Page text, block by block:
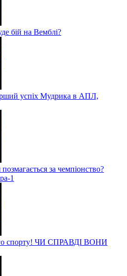
бій на Вемблі?
успіх Мудрика в АПЛ,
за чемпіонство?
1
спорту! ЧИ СПРАВДІ ВОНИ